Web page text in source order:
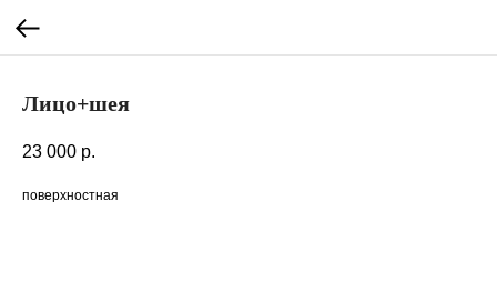
Лицо+шея
23 000 р.
поверхностная